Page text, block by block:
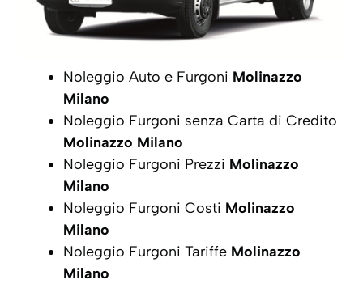
Noleggio Auto e Furgoni Molinazzo
Milano
Noleggio Furgoni senza Carta di Credito
Molinazzo Milano
Noleggio Furgoni Prezzi Molinazzo
Milano
Noleggio Furgoni Costi Molinazzo
Milano
Noleggio Furgoni Tariffe Molinazzo
Milano